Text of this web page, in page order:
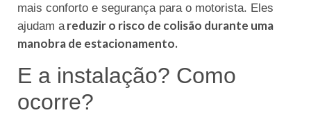
mais conforto e segurança para o motorista. Eles
ajudam a reduzir o risco de colisão durante uma
manobra de estacionamento.
E a instalação? Como
ocorre?